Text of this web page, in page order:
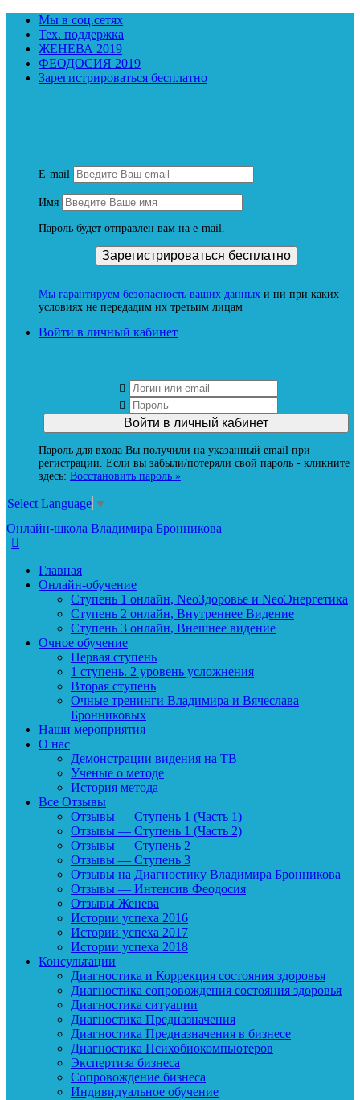
Мы в соц.сетях
Тех. поддержка
ЖЕНЕВА 2019
ФЕОДОСИЯ 2019
Зарегистрироваться бесплатно
E-mail
Имя
Пароль будет отправлен вам на e-mail.
Мы гарантируем безопасность ваших данных и ни при каких
условиях не передадим их третьим лицам
Войти в личный кабинет
Пароль для входа Вы получили на указанный email при
регистрации. Если вы забыли/потеряли свой пароль - кликните
здесь: Восстановить пароль »
Select Language ▼
Онлайн-школа Владимира Бронникова
Главная
Онлайн-обучение
Ступень 1 онлайн, NeoЗдоровье и NeoЭнергетика
Ступень 2 онлайн, Внутреннее Видение
Ступень 3 онлайн, Внешнее видение
Очное обучение
Первая ступень
1 ступень. 2 уровень усложнения
Вторая ступень
Очные тренинги Владимира и Вячеслава
Бронниковых
Наши мероприятия
О нас
Демонстрации видения на ТВ
Ученые о методе
История метода
Все Отзывы
Отзывы — Ступень 1 (Часть 1)
Отзывы — Ступень 1 (Часть 2)
Отзывы — Ступень 2
Отзывы — Ступень 3
Отзывы на Диагностику Владимира Бронникова
Отзывы — Интенсив Феодосия
Отзывы Женева
Истории успеха 2016
Истории успеха 2017
Истории успеха 2018
Консультации
Диагностика и Коррекция состояния здоровья
Диагностика сопровождения состояния здоровья
Диагностика ситуации
Диагностика Предназначения
Диагностика Предназначения в бизнесе
Диагностика Психобиокомпьютеров
Экспертиза бизнеса
Сопровождение бизнеса
Индивидуальное обучение